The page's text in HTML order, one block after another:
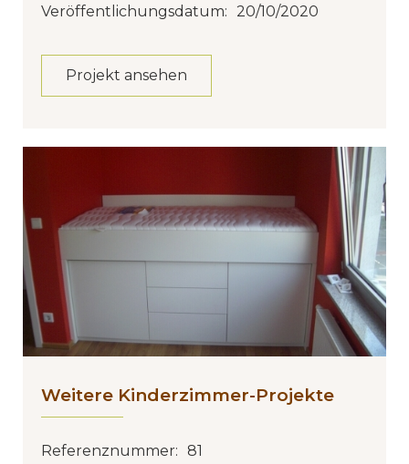
Veröffentlichungsdatum: 20/10/2020
Projekt ansehen
Weitere Kinderzimmer-Projekte
Referenznummer: 81